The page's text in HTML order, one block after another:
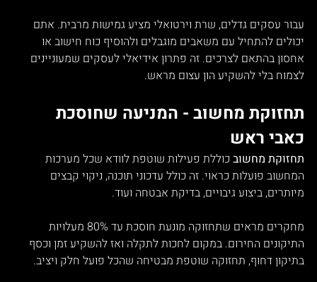
עבור עסקים גדלים, שרת וירטואלי מציע גמישות מרבית. אתם
יכולים להתחיל עם משאבים מוגבלים ולהוסיף כוח חישוב או
אחסון בהתאם לצרכים. זה פתרון אידיאלי לעסקים שמעוניינים
לצמוח בלי להשקיע הון עצום מראש.
תחזוקת מחשוב - המניעה שחוסכת
כאבי ראש
תחזוקת מחשוב כוללת פעילות שוטפת לוודא שכל מערכות
המחשוב פועלות כראוי. זה כולל עדכוני תוכנה, ניקוי קבצים
מיותרים, ביצוע גיבויים, בדיקת אבטחה ועוד.
מחקרים מראים שתחזוקה מונעת חוסכת עד 80% מעלויות
התיקונים החירום. במקום לחכות לתקלה ואז להשקיע זמן וכסף
בתיקון דחוף, תחזוקה שוטפת מבטיחה שהכל פועל חלק ויציב.